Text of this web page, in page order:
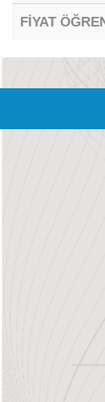
FİYAT